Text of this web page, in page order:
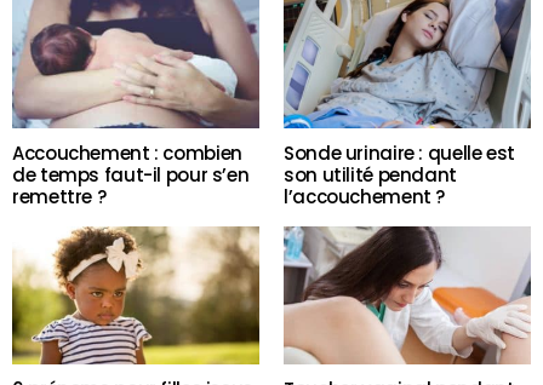
Accouchement : combien
de temps faut-il pour s’en
remettre ?
Sonde urinaire : quelle est
son utilité pendant
l’accouchement ?